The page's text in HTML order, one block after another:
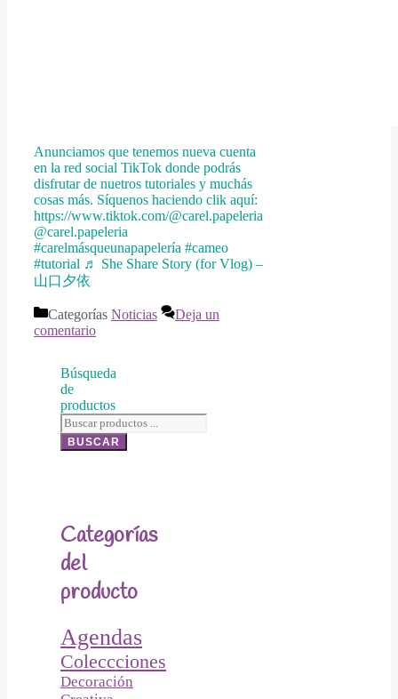
Anunciamos que tenemos nueva cuenta
en la red social TikTok donde podrás
disfrutar de nuetros tutoriales y muchás
cosas más. Síquenos haciendo clik aquí:
https://www.tiktok.com/@carel.papeleria
@carel.papeleria
#carelmásqueunapapelería #cameo
#tutorial ♬ She Share Story (for Vlog) –
山口夕依
Categorías Noticias
Deja un
comentario
Búsqueda
de
productos
BUSCAR
Categorías
del
producto
Agendas
Coleccciones
Decoración